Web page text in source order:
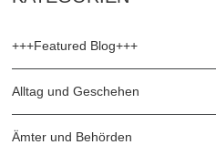
+++Featured Blog+++
Alltag und Geschehen
Ämter und Behörden